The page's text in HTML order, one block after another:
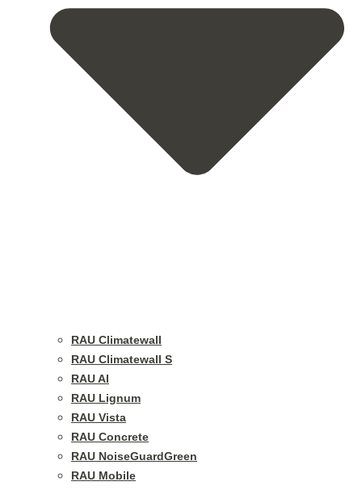
RAU Climatewall
RAU Climatewall S
RAU Al
RAU Lignum
RAU Vista
RAU Concrete
RAU NoiseGuardGreen
RAU Mobile